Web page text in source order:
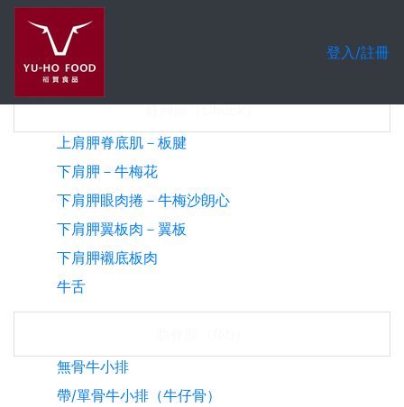
登入/註冊
Previous
肩胛部（Chuck）
上肩胛脊底肌－板腱
下肩胛－牛梅花
下肩胛眼肉捲－牛梅沙朗心
下肩胛翼板肉－翼板
下肩胛襯底板肉
牛舌
無骨牛小排
帶/單骨牛小排（牛仔骨）